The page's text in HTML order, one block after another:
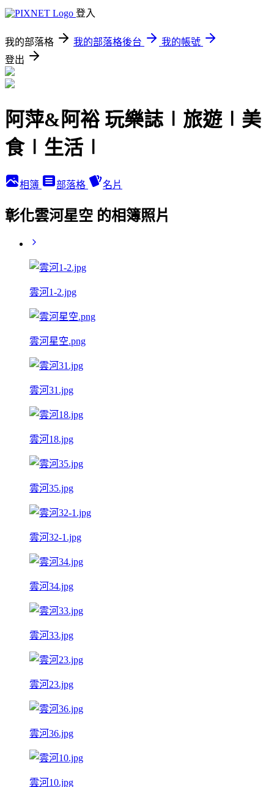
登入
我的部落格 我的部落格後台
我的帳號
登出
阿萍&阿裕 玩樂誌∣旅遊∣美
食∣生活∣
相簿 部落格 名片
彰化雲河星空 的相簿照片
雲河1-2.jpg
雲河星空.png
雲河31.jpg
雲河18.jpg
雲河35.jpg
雲河32-1.jpg
雲河34.jpg
雲河33.jpg
雲河23.jpg
雲河36.jpg
雲河10.jpg